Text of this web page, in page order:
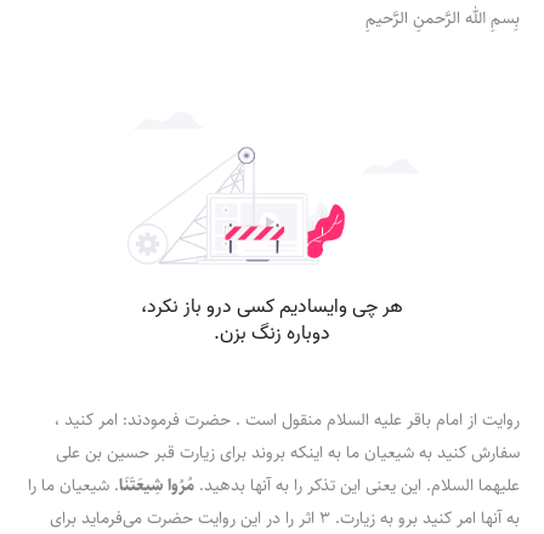
بِسمِ الله الرَّحمنِ الرَّحیمِ
روایت از امام باقر علیه السلام منقول است . حضرت فرمودند: امر کنید ،
سفارش کنید به شیعیان ما به اینکه بروند برای زیارت قبر حسین بن علی
علیهما السلام. این یعنی این تذکر را به آنها بدهید. مُرُوا شِیعَتَنَا. شیعیان ما را
به آنها امر کنید برو به زیارت. 3 اثر را در این روایت حضرت می‌فرماید برای